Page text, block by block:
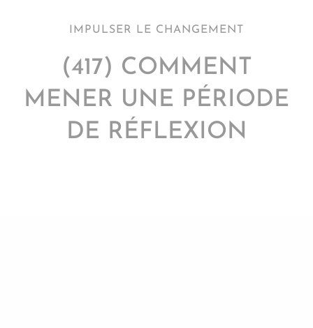
IMPULSER LE CHANGEMENT
(417) COMMENT
MENER UNE PÉRIODE
DE RÉFLEXION